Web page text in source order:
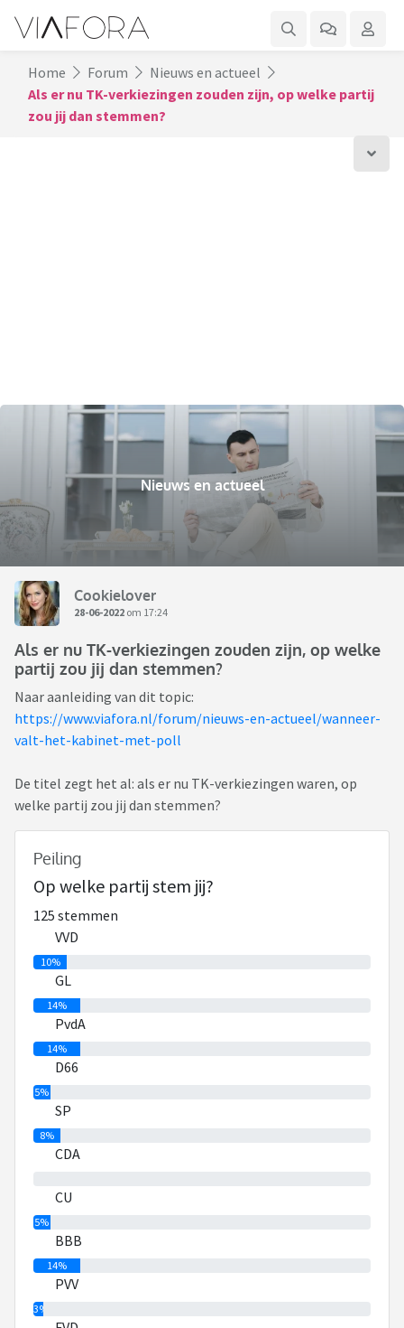
Home Forum
Nieuws en actueel
Als er nu TK-verkiezingen zouden zijn, op welke partij
zou jij dan stemmen?
Nieuws en actueel
Cookielover
28-06-2022 om 17:24
Als er nu TK-verkiezingen zouden zijn, op welke
partij zou jij dan stemmen?
Naar aanleiding van dit topic:
https://www.viafora.nl/forum/nieuws-en-actueel/wanneer-
valt-het-kabinet-met-poll
De titel zegt het al: als er nu TK-verkiezingen waren, op
welke partij zou jij dan stemmen?
Peiling
Op welke partij stem jij?
125 stemmen
VVD
10%
GL
14%
PvdA
14%
D66
5%
SP
8%
CDA
CU
5%
BBB
14%
PVV
3%